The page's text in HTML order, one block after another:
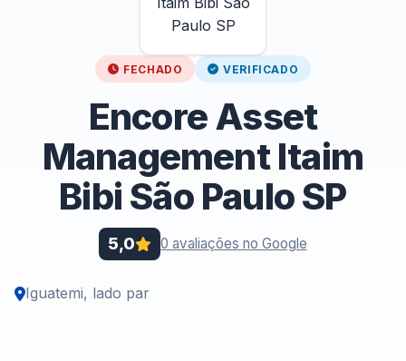
FECHADO VERIFICADO
Encore Asset
Management Itaim
Bibi São Paulo SP
5,0 0 avaliações no Google
Iguatemi, lado par